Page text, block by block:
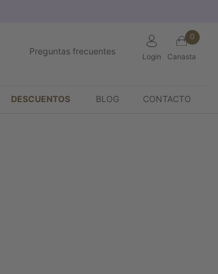
Preguntas frecuentes
Login
0
Canasta
DESCUENTOS BLOG CONTACTO